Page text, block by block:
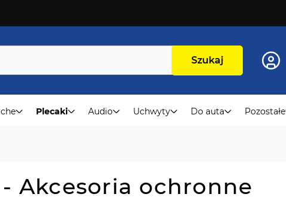
Szukaj
Plecaki Audio Uchwyty Do auta Pozostałe
- Akcesoria ochronne